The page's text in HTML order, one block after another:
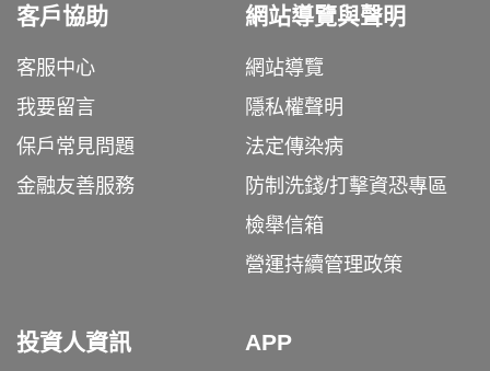
客戶協助
客服中心
我要留言
保戶常見問題
金融友善服務
網站導覽與聲明
網站導覽
隱私權聲明
法定傳染病
防制洗錢/打擊資恐專區
檢舉信箱
營運持續管理政策
投資人資訊 APP